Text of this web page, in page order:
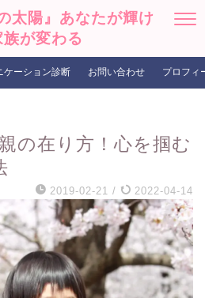
太陽』あなたが輝け
族が変わる
ケーション診断 お問い合わせ プロフィ
の在り方！心を掴む
2019-02-21 / 2022-04-14